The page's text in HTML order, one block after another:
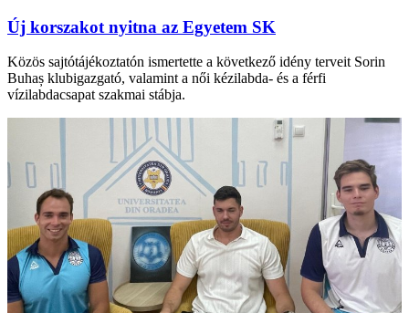
Új korszakot nyitna az Egyetem SK
Közös sajtótájékoztatón ismertette a következő idény terveit Sorin
Buhaș klubigazgató, valamint a női kézilabda- és a férfi
vízilabdacsapat szakmai stábja.